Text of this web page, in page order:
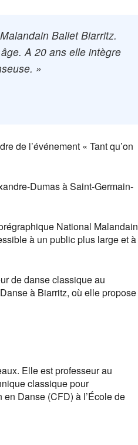
Ballet Biarritz.
A 20 ans elle intègre
»
de l’événement « Tant qu’on
Dumas à Saint-Germain-
National Malandain
à un public plus large et à
de danse classique au
à Biarritz, où elle propose
Elle est professeur au
classique pour
Danse (CFD) à l’École de